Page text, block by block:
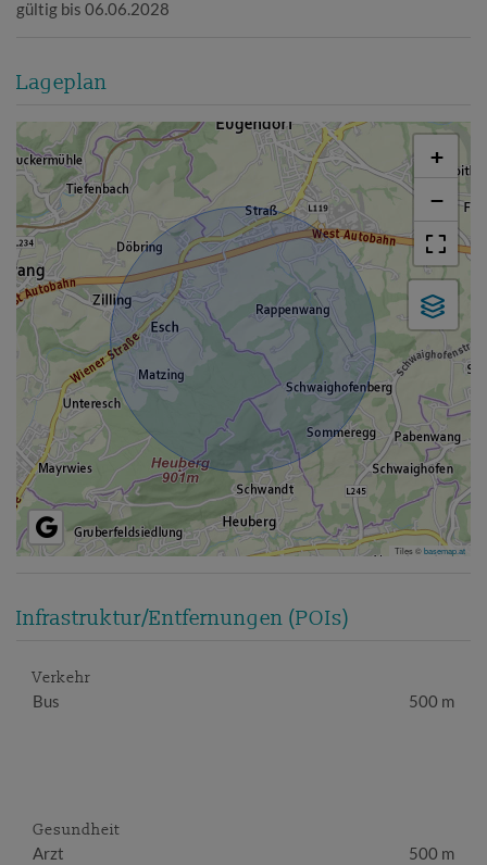
gültig bis 06.06.2028
Lageplan
+
−
Tiles ©basemap.at
Infrastruktur/Entfernungen (POIs)
Verkehr
Bus 500 m
Gesundheit
Arzt
500 m